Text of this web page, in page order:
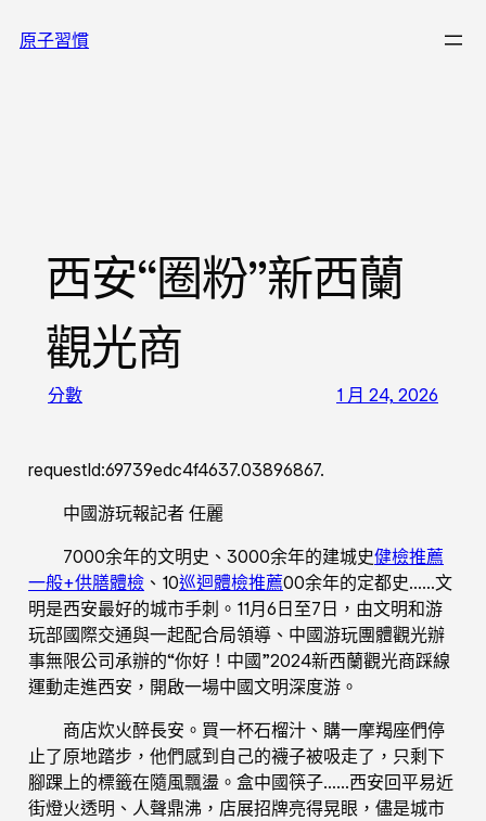
至原子習慣
西安“圈粉”新西蘭
觀光商
分數 1 月 24, 2026
requestId:69739edc4f4637.03896867.
中國游玩報記者 任麗
7000余年的文明史、3000余年的建城史健檢推薦
一般+供膳體檢 、10巡迴體檢推薦00余年的定都史……文
明是西安最好的城市手刺。11月6日至7日，由文明和游
玩部國際交通與一起配合局領導、中國游玩團體觀光辦
事無限公司承辦的“你好！中國”2024新西蘭觀光商踩線
運動走進西安，開啟一場中國文明深度游。
商店炊火醉長安。買一杯石榴汁、購一摩羯座們停
止了原地踏步，他們感到自己的襪子被吸走了，只剩下
腳踝上的標籤在隨風飄盪。盒中國筷子……西安回平易近
街燈火透明、人聲鼎沸，店展招牌亮得晃眼，儘是城市